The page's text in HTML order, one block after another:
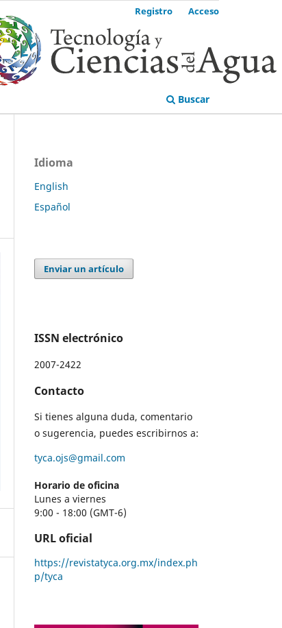
Buscar
Registro Acceso
Idioma
English
Español
Enviar un artículo
ISSN electrónico
2007-2422
Contacto
Si tienes alguna duda, comentario
o sugerencia, puedes escribirnos a:
tyca.ojs@gmail.com
Horario de oficina
Lunes a viernes
9:00 - 18:00 (GMT-6)
URL oficial
https://revistatyca.org.mx/index.ph
p/tyca